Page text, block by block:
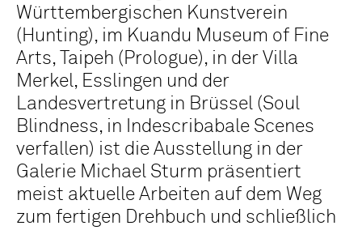
Württembergischen Kunstverein
(Hunting), im Kuandu Museum of Fine
Arts, Taipeh (Prologue), in der Villa
Merkel, Esslingen und der
Landesvertretung in Brüssel (Soul
Blindness, in Indescribabale Scenes
verfallen) ist die Ausstellung in der
Galerie Michael Sturm präsentiert
meist aktuelle Arbeiten auf dem Weg
zum fertigen Drehbuch und schließlich